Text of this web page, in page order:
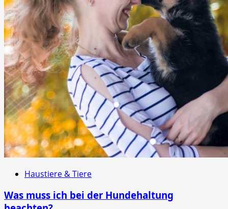
Haustiere & Tiere
Was muss ich bei der Hundehaltung